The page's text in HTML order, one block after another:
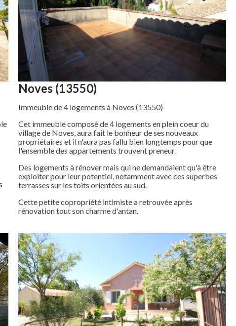
Noves (13550)
Immeuble de 4 logements à Noves (13550)
Cet immeuble composé de 4 logements en plein coeur du
village de Noves, aura fait le bonheur de ses nouveaux
propriétaires et il n'aura pas fallu bien longtemps pour que
l'ensemble des appartements trouvent preneur.
Des logements à rénover mais qui ne demandaient qu'à être
exploiter pour leur potentiel, notamment avec ces superbes
terrasses sur les toits orientées au sud.
Cette petite copropriété intimiste a retrouvée après
rénovation tout son charme d'antan.